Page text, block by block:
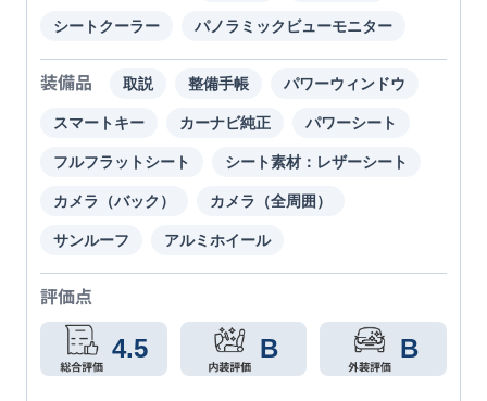
シートクーラー パノラミックビューモニター
装備品 取説 整備手帳 パワーウィンドウ
スマートキー カーナビ純正 パワーシート
フルフラットシート シート素材：レザーシート
カメラ（バック） カメラ（全周囲）
サンルーフ アルミホイール
評価点
4.5 B B